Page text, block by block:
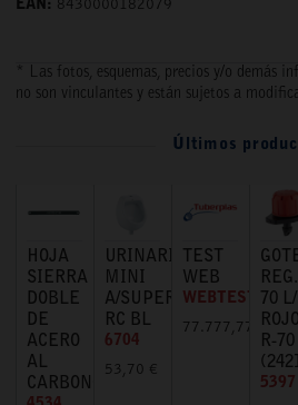
EAN: 8430000182079
* Las fotos, esquemas, precios y/o demás
no son vinculantes y están sujetos a
Últimos
HOJA
SIERRA
DOBLE
DE
ACERO
AL
CARBONO
URINARIO
MINI
A/SUPERIOR
RC BL
6704
53,70 €
TEST
WEB
WEBTEST
77.777,77 €
70 L/
ROJO
R-70
5397